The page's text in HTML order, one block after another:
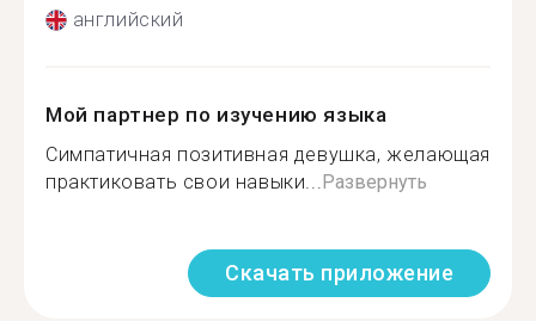
английский
Мой партнер по изучению языка
Симпатичная позитивная девушка, желающая
практиковать свои навыки...Развернуть
Скачать приложение